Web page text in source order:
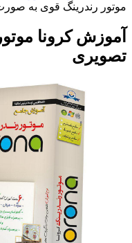
موتور رندرینگ قوی به
آموزش کرونا
تصویری